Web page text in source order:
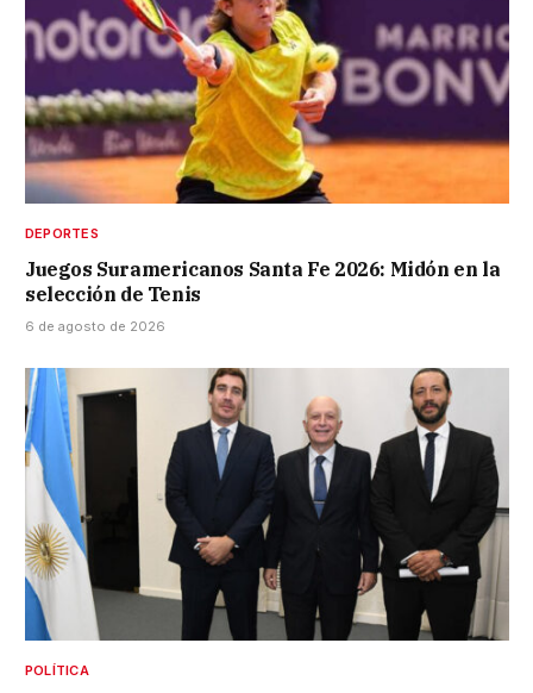
DEPORTES
Juegos Suramericanos Santa Fe 2026: Midón en la
selección de Tenis
6 de agosto de 2026
POLÍTICA